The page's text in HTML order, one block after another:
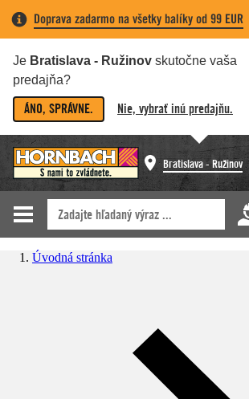
Doprava zadarmo na všetky balíky od 99 EUR
Je Bratislava - Ružinov skutočne vaša
predajňa?
ÁNO, SPRÁVNE. Nie, vybrať inú predajňu.
Bratislava - Ružinov
Úvodná stránka